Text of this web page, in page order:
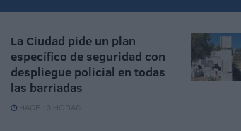
La Ciudad pide un plan
específico de seguridad con
despliegue policial en todas
las barriadas
HACE 13 HORAS